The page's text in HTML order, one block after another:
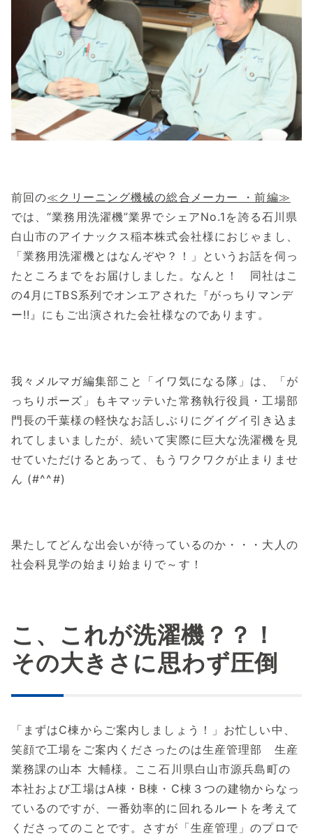
前回の≪クリーニング機械の総合メーカー ・前編≫
では、“業務用洗濯機”業界でシェアNo.1を誇る石川県
白山市のアイナックス稲本株式会社様におじゃまし、
「業務用洗濯機とはなんぞや？！」というお話を伺っ
たところまでをお届けしました。なんと！ 同社はこ
の4月にTBS系列でオンエアされた『がっちりマンデ
ー!!』にもご出演された会社様なのであります。
我々メルマガ編集部こと「イワ気になる隊」は、「が
っちりポーズ」もキマッテいた常務執行役員・工場部
門長の千葉様の軽快なお話しぶりにグイグイ引き込ま
れてしまいましたが、続いて実際に巨大な洗濯機を見
せていただけるとあって、もうワクワクが止まりませ
ん (#^^#)
果たしてどんな出会いが待っているのか・・・大人の
社会科見学の始まり始まりで～す！
こ、これが洗濯機？？！
その大きさに思わず圧倒
「まずはC棟からご案内しましょう！」お忙しい中、
笑顔で工場をご案内くださったのは生産管理部 生産
業務課の山本 大輔様。ここ石川県白山市源兵島町の
本社および工場はA棟・B棟・C棟３つの建物からなっ
ているのですが、一番効率的に回れるルートを考えて
くださってのことです。さすが「生産管理」のプロで